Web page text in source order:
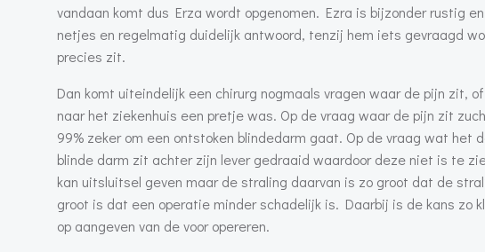
vandaan komt dus Erza wordt opgenomen. Ezra is bijzonder rustig
netjes en regelmatig duidelijk antwoord, tenzij hem iets gevraagd
precies zit.
Dan komt uiteindelijk een chirurg nogmaals vragen waar de pijn zit,
naar het ziekenhuis een pretje was. Op de vraag waar de pijn zit
99% zeker om een ontstoken blindedarm gaat. Op de vraag wat het
blinde darm zit achter zijn lever gedraaid waardoor deze niet is te
kan uitsluitsel geven maar de straling daarvan is zo groot dat de
groot is dat een operatie minder schadelijk is. Daarbij is de kans zo
op aangeven van de voor opereren.